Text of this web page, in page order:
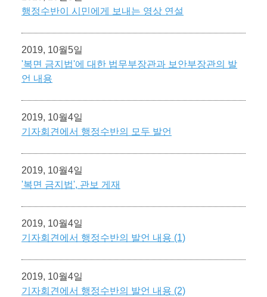
행정수반이 시민에게 보내는 영상 연설
2019, 10월5일
'복면 금지법'에 대한 법무부장관과 보안부장관의 발
언 내용
2019, 10월4일
기자회견에서 행정수반의 모두 발언
2019, 10월4일
'복면 금지법', 관보 게재
2019, 10월4일
기자회견에서 행정수반의 발언 내용 (1)
2019, 10월4일
기자회견에서 행정수반의 발언 내용 (2)